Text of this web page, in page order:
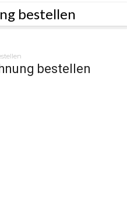
bestellen